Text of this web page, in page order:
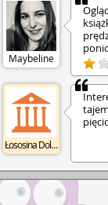
Maybeline
Łososina Dolna GBP